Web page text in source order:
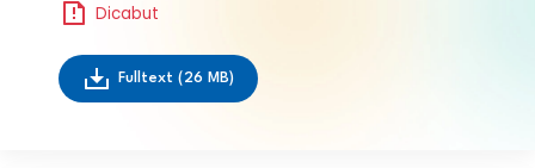
Dicabut
Fulltext (26 MB)